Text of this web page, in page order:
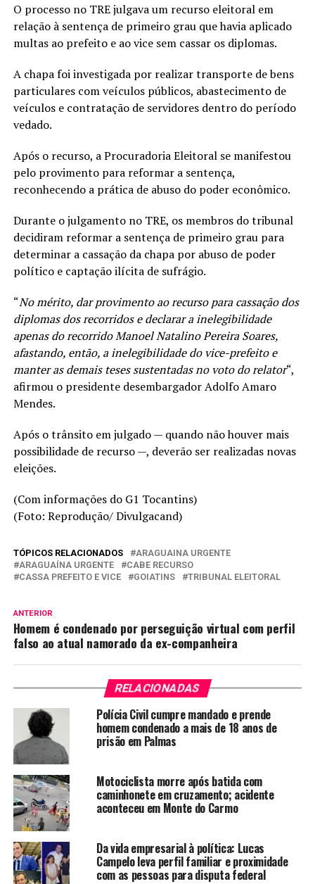
O processo no TRE julgava um recurso eleitoral em
relação à sentença de primeiro grau que havia aplicado
multas ao prefeito e ao vice sem cassar os diplomas.
A chapa foi investigada por realizar transporte de bens
particulares com veículos públicos, abastecimento de
veículos e contratação de servidores dentro do período
vedado.
Após o recurso, a Procuradoria Eleitoral se manifestou
pelo provimento para reformar a sentença,
reconhecendo a prática de abuso do poder econômico.
Durante o julgamento no TRE, os membros do tribunal
decidiram reformar a sentença de primeiro grau para
determinar a cassação da chapa por abuso de poder
político e captação ilícita de sufrágio.
“No mérito, dar provimento ao recurso para cassação dos
diplomas dos recorridos e declarar a inelegibilidade
apenas do recorrido Manoel Natalino Pereira Soares,
afastando, então, a inelegibilidade do vice-prefeito e
manter as demais teses sustentadas no voto do relator“,
afirmou o presidente desembargador Adolfo Amaro
Mendes.
Após o trânsito em julgado — quando não houver mais
possibilidade de recurso —, deverão ser realizadas novas
eleições.
(Com informações do G1 Tocantins)
(Foto: Reprodução/ Divulgacand)
TÓPICOS RELACIONADOS
ARAGUAINA URGENTE
ARAGUAÍNA URGENTE
CABE RECURSO
CASSA PREFEITO E VICE
GOIATINS TRIBUNAL ELEITORAL
ANTERIOR
Homem é condenado por perseguição virtual com perfil
falso ao atual namorado da ex-companheira
RELACIONADAS
Polícia Civil cumpre mandado e prende
homem condenado a mais de 18 anos de
prisão em Palmas
Motociclista morre após batida com
caminhonete em cruzamento; acidente
aconteceu em Monte do Carmo
Da vida empresarial à política: Lucas
Campelo leva perfil familiar e proximidade
com as pessoas para disputa federal